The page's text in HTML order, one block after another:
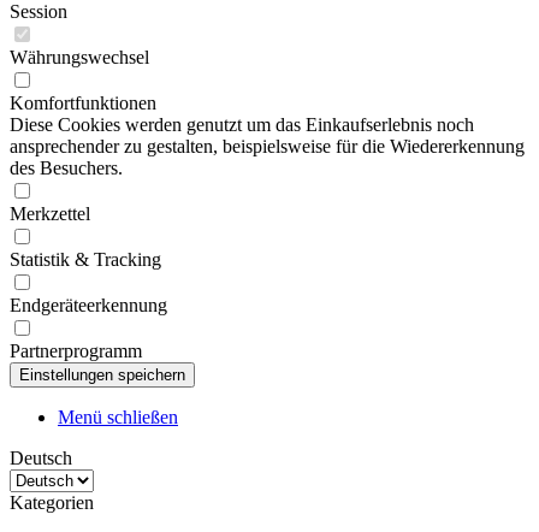
Session
Währungswechsel
Komfortfunktionen
Diese Cookies werden genutzt um das Einkaufserlebnis noch
ansprechender zu gestalten, beispielsweise für die Wiedererkennung
des Besuchers.
Merkzettel
Statistik & Tracking
Endgeräteerkennung
Partnerprogramm
Menü schließen
Deutsch
Kategorien